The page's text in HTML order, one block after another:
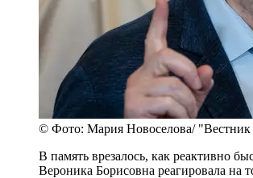
© Фото: Мария Новоселова/ "Вестник
В память врезалось, как реактивно
Вероника Борисовна реагировала на